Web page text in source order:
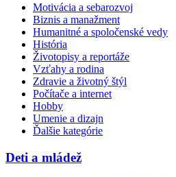
Motivácia a sebarozvoj
Biznis a manažment
Humanitné a spoločenské vedy
História
Životopisy a reportáže
Vzťahy a rodina
Zdravie a životný štýl
Počítače a internet
Hobby
Umenie a dizajn
Ďalšie kategórie
Deti a mládež